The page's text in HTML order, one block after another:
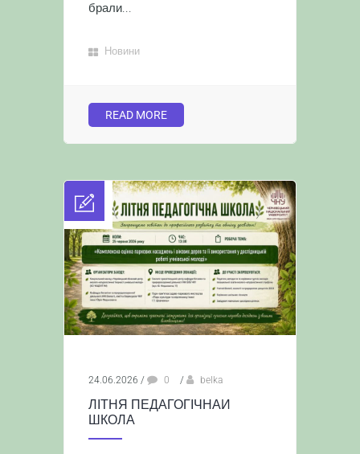
брали...
Новини
READ MORE
24.06.2026 / 0 / belka
ЛІТНЯ ПЕДАГОГІЧНАИ
ШКОЛА